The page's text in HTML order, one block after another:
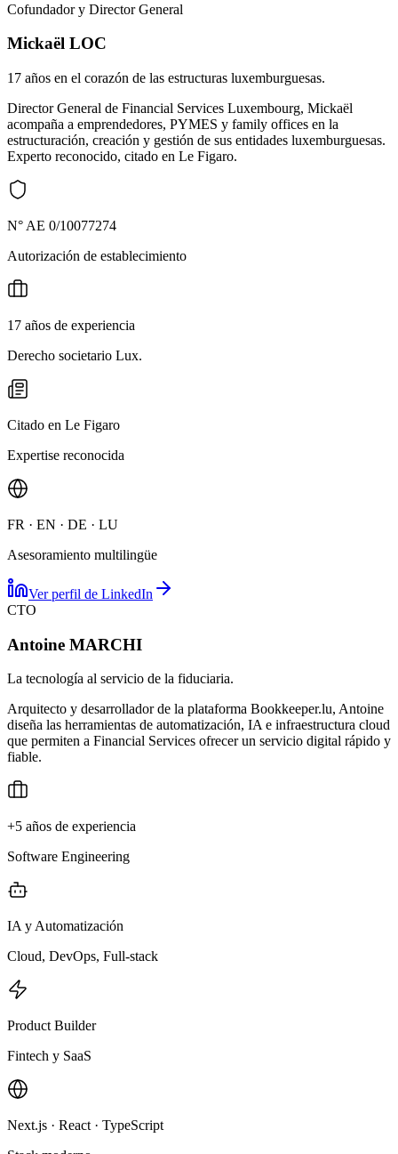
Cofundador y Director General
Mickaël LOC
17 años en el corazón de las estructuras luxemburguesas.
Director General de Financial Services Luxembourg, Mickaël
acompaña a emprendedores, PYMES y family offices en la
estructuración, creación y gestión de sus entidades luxemburguesas.
Experto reconocido, citado en Le Figaro.
N° AE 0/10077274
Autorización de establecimiento
17 años de experiencia
Derecho societario Lux.
Citado en Le Figaro
Expertise reconocida
FR · EN · DE · LU
Asesoramiento multilingüe
Ver perfil de LinkedIn
CTO
Antoine MARCHI
La tecnología al servicio de la fiduciaria.
Arquitecto y desarrollador de la plataforma Bookkeeper.lu, Antoine
diseña las herramientas de automatización, IA e infraestructura cloud
que permiten a Financial Services ofrecer un servicio digital rápido y
fiable.
+5 años de experiencia
Software Engineering
IA y Automatización
Cloud, DevOps, Full-stack
Product Builder
Fintech y SaaS
Next.js · React · TypeScript